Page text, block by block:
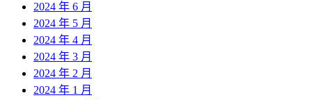
2024 年 6 月
2024 年 5 月
2024 年 4 月
2024 年 3 月
2024 年 2 月
2024 年 1 月